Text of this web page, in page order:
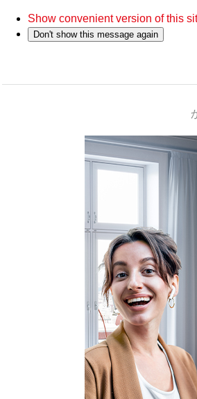
Show convenient version of this
Don't show this message again